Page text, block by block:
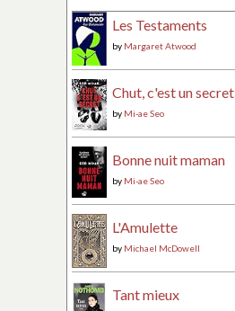
Les Testaments
by Margaret Atwood
Chut, c'est un secret
by Mi-ae Seo
Bonne nuit maman
by Mi-ae Seo
L'Amulette
by Michael McDowell
Tant mieux